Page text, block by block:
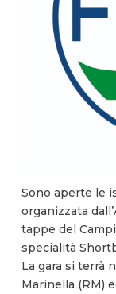
Sono aperte le
organizzata
tappe del
specialità
La gara si terrà
Marinella (RM)